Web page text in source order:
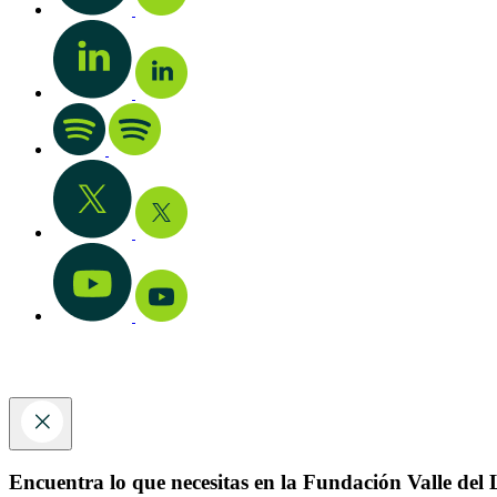
Encuentra lo que necesitas en la Fundación Valle del